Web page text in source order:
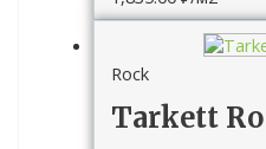
Rock
Tarkett